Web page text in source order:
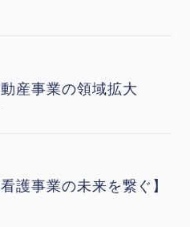
産事業の領域拡大
護事業の未来を繋ぐ】